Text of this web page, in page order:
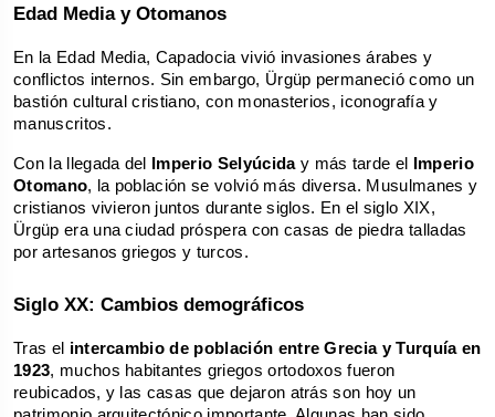
Edad Media y Otomanos
En la Edad Media, Capadocia vivió invasiones árabes y
conflictos internos. Sin embargo, Ürgüp permaneció como un
bastión cultural cristiano, con monasterios, iconografía y
manuscritos.
Con la llegada del Imperio Selyúcida y más tarde el
Imperio
Otomano, la población se volvió más diversa. Musulmanes y
cristianos vivieron juntos durante siglos. En el siglo XIX,
Ürgüp era una ciudad próspera con casas de piedra talladas
por artesanos griegos y turcos.
Siglo XX: Cambios demográficos
Tras el intercambio de población entre Grecia y Turquía en
1923, muchos habitantes griegos ortodoxos fueron
reubicados, y las casas que dejaron atrás son hoy un